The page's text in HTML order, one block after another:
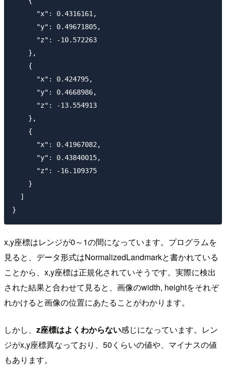
      "x": 0.4316161,
      "y": 0.49671805,
      "z": -10.572263
    },
    {
      "x": 0.424795,
      "y": 0.4668986,
      "z": -13.554913
    },
    {
      "x": 0.41967082,
      "y": 0.43840015,
      "z": -16.109375
    }
  ]
x,y座標はレンジが0～1の間になっています。プログラムを
見ると、データ形式はNormalizedLandmarkと書かれている
ことから、x,y座標は正規化されていそうです。実際に検出
された結果と合わせて見ると、画像のwidth, heightをそれぞ
れかけると画像の位置にあたることがわかります。
しかし、 z座標はよくわからない感じになっています。レン
ジがx,y座標異なっており、50くらいの値や、マイナスの値
もあります。